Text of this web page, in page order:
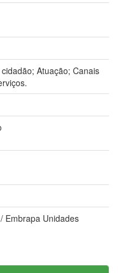
Atuação; Canais
Embrapa Unidades